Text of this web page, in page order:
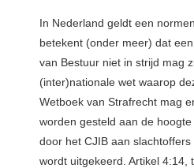
In Nederland geldt een
betekent (onder meer) dat
van Bestuur niet in strijd mag
(inter)nationale wet waarop
Wetboek van Strafrecht mag
worden gesteld aan de
door het CJIB aan
wordt uitgekeerd. Artikel 4:14,